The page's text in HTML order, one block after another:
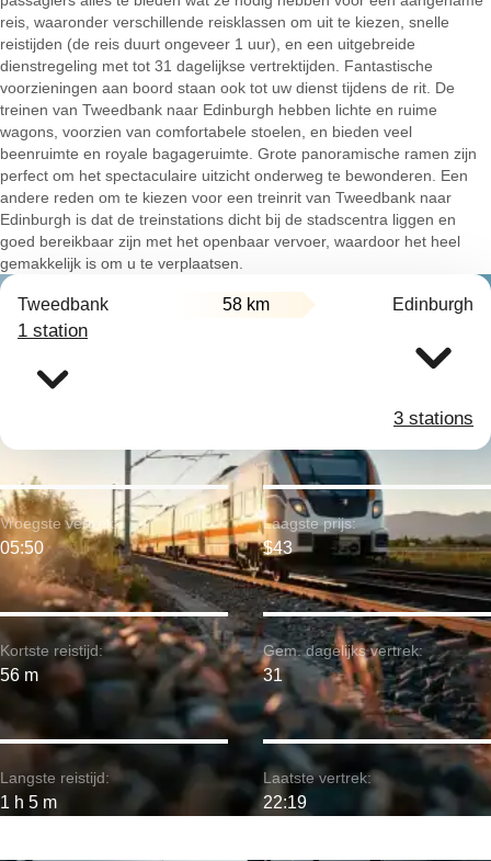
reis, waaronder verschillende reisklassen om uit te kiezen, snelle
reistijden (de reis duurt ongeveer 1 uur), en een uitgebreide
dienstregeling met tot 31 dagelijkse vertrektijden. Fantastische
voorzieningen aan boord staan ook tot uw dienst tijdens de rit. De
treinen van Tweedbank naar Edinburgh hebben lichte en ruime
wagons, voorzien van comfortabele stoelen, en bieden veel
beenruimte en royale bagageruimte. Grote panoramische ramen zijn
perfect om het spectaculaire uitzicht onderweg te bewonderen. Een
andere reden om te kiezen voor een treinrit van Tweedbank naar
Edinburgh is dat de treinstations dicht bij de stadscentra liggen en
goed bereikbaar zijn met het openbaar vervoer, waardoor het heel
gemakkelijk is om u te verplaatsen.
Tweedbank 58 km Edinburgh
1 station
3 stations
Kortste reistijd:
56 m
Vroegste vertrek:
05:50
Langste reistijd:
1 h 5 m
Laagste prijs:
$43
Gem. dagelijks vertrek:
31
Laatste vertrek:
22:19